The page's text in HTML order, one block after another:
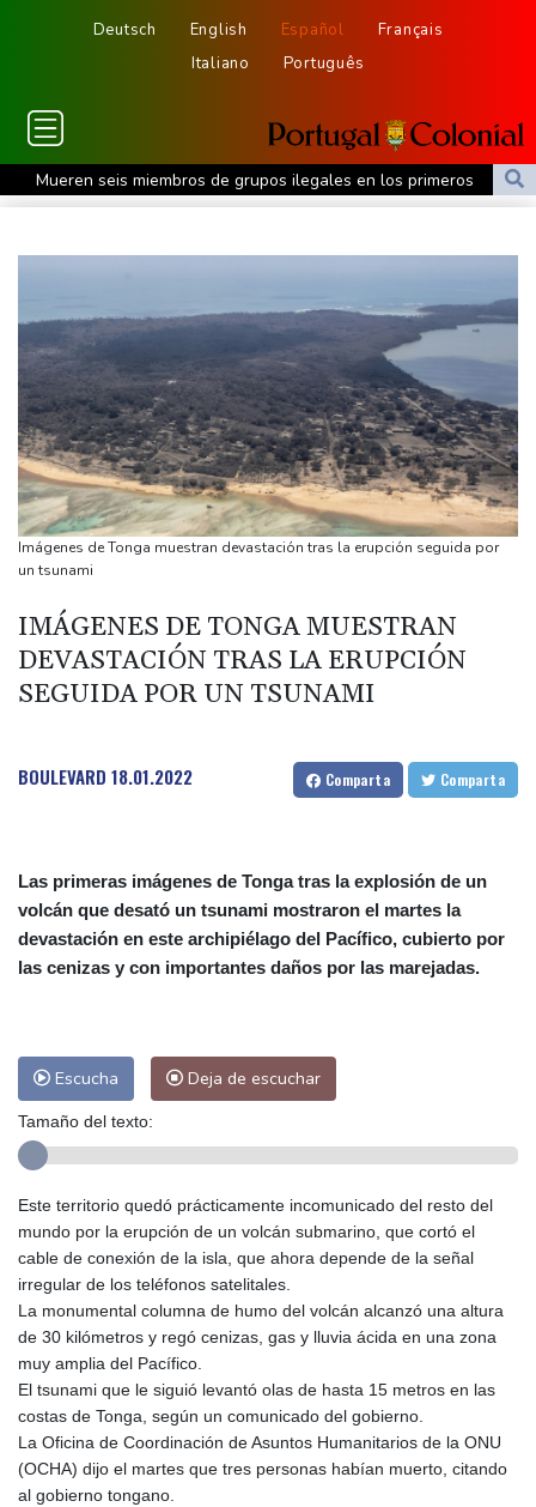
Deutsch English Español
Français
Italiano
Português
Mueren seis miembros de grupos ilegales en los primeros
combates del nuevo gobierno de Colombia
El sindicato de prensa venezolano denuncia una agresión a una
periodista en el inicio del diálogo político
La deforestación en la Amazonía brasileña registró un nuevo
récord mínimo
Tifón Dolphin se debilita pero interrumpe el transporte en el este
de China
Controlan el incendio que arrasó el sureste de Francia durante
18 días
Abierto de Canadá
Incendio sin tregua por octavo día en parque nacional de
Indonesia
La rentable IA china agita la competencia de precios entre los
Imágenes de Tonga muestran devastación tras la erupción seguida por
un tsunami
IMÁGENES DE TONGA MUESTRAN
DEVASTACIÓN TRAS LA ERUPCIÓN
SEGUIDA POR UN TSUNAMI
BOULEVARD 18.01.2022 Comparta Comparta
Las primeras imágenes de Tonga tras la explosión de un
volcán que desató un tsunami mostraron el martes la
devastación en este archipiélago del Pacífico, cubierto por
las cenizas y con importantes daños por las marejadas.
Escucha Deja de escuchar
Tamaño del texto:
Este territorio quedó prácticamente incomunicado del resto del
mundo por la erupción de un volcán submarino, que cortó el
cable de conexión de la isla, que ahora depende de la señal
irregular de los teléfonos satelitales.
La monumental columna de humo del volcán alcanzó una altura
de 30 kilómetros y regó cenizas, gas y lluvia ácida en una zona
muy amplia del Pacífico.
El tsunami que le siguió levantó olas de hasta 15 metros en las
costas de Tonga, según un comunicado del gobierno.
La Oficina de Coordinación de Asuntos Humanitarios de la ONU
(OCHA) dijo el martes que tres personas habían muerto, citando
al gobierno tongano.